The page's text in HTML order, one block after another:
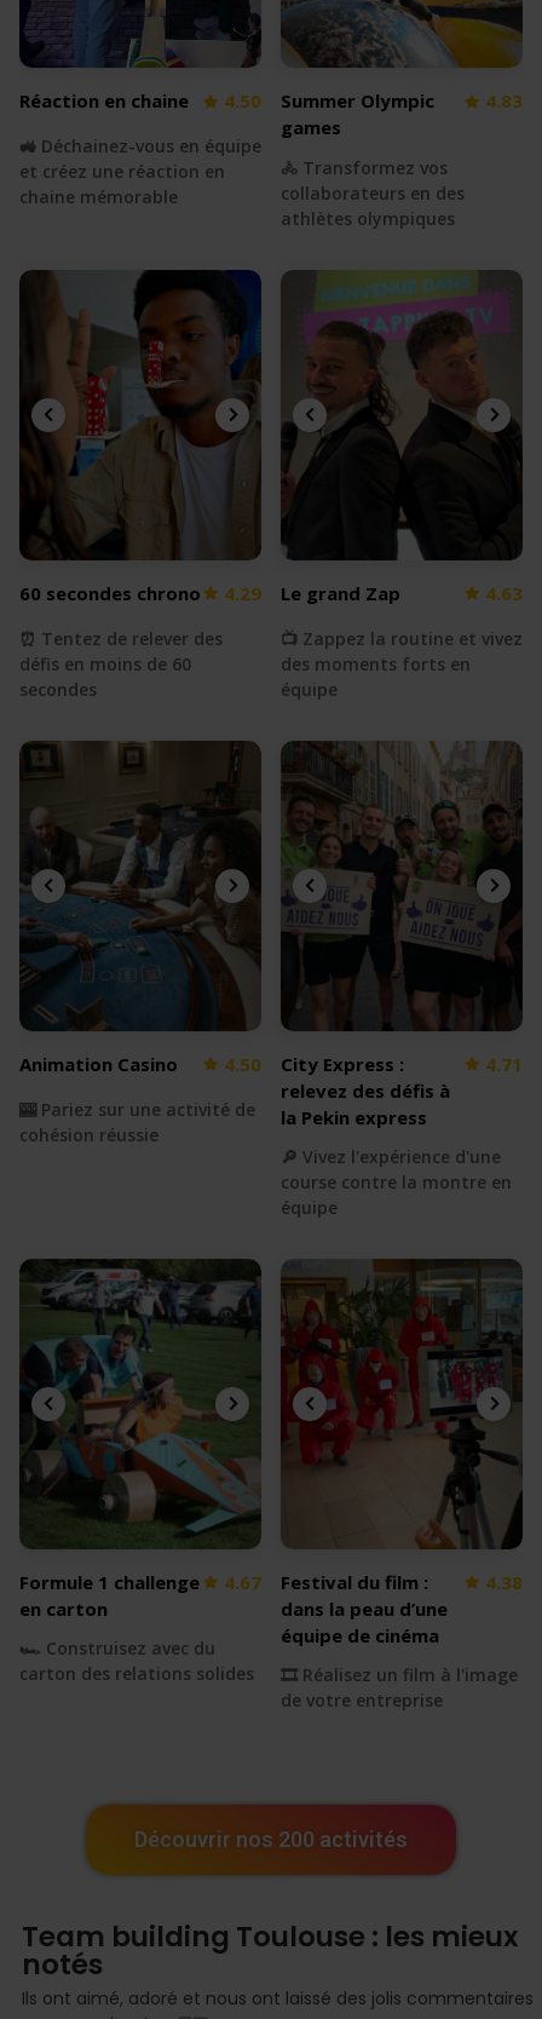
Réaction en chaine 4.50
🚜 Déchainez-vous en équipe
et créez une réaction en
chaine mémorable
Summer Olympic
games
4.83
🚴 Transformez vos
collaborateurs en des
athlètes olympiques
60 secondes chrono 4.29
⏰ Tentez de relever des
défis en moins de 60
secondes
Le grand Zap 4.63
📺 Zappez la routine et vivez
des moments forts en
équipe
Animation Casino 4.50
🎰 Pariez sur une activité de
cohésion réussie
City Express :
relevez des défis à
la Pekin express
4.71
🔎 Vivez l'expérience d'une
course contre la montre en
équipe
Formule 1 challenge
en carton
4.67
🏎 Construisez avec du
carton des relations solides
Festival du film :
dans la peau d’une
équipe de cinéma
4.38
🎞 Réalisez un film à l'image
de votre entreprise
Découvrir nos 200 activités
Team building Toulouse : les mieux
notés
Ils ont aimé, adoré et nous ont laissé des jolis commentaires